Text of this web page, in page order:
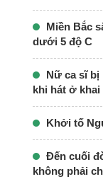
Miền Bắc
dưới 5 độ C
Nữ ca sĩ bị
khi hát ở khai
Khởi tố
Đến cuối
không phải